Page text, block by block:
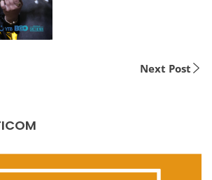
Next Post